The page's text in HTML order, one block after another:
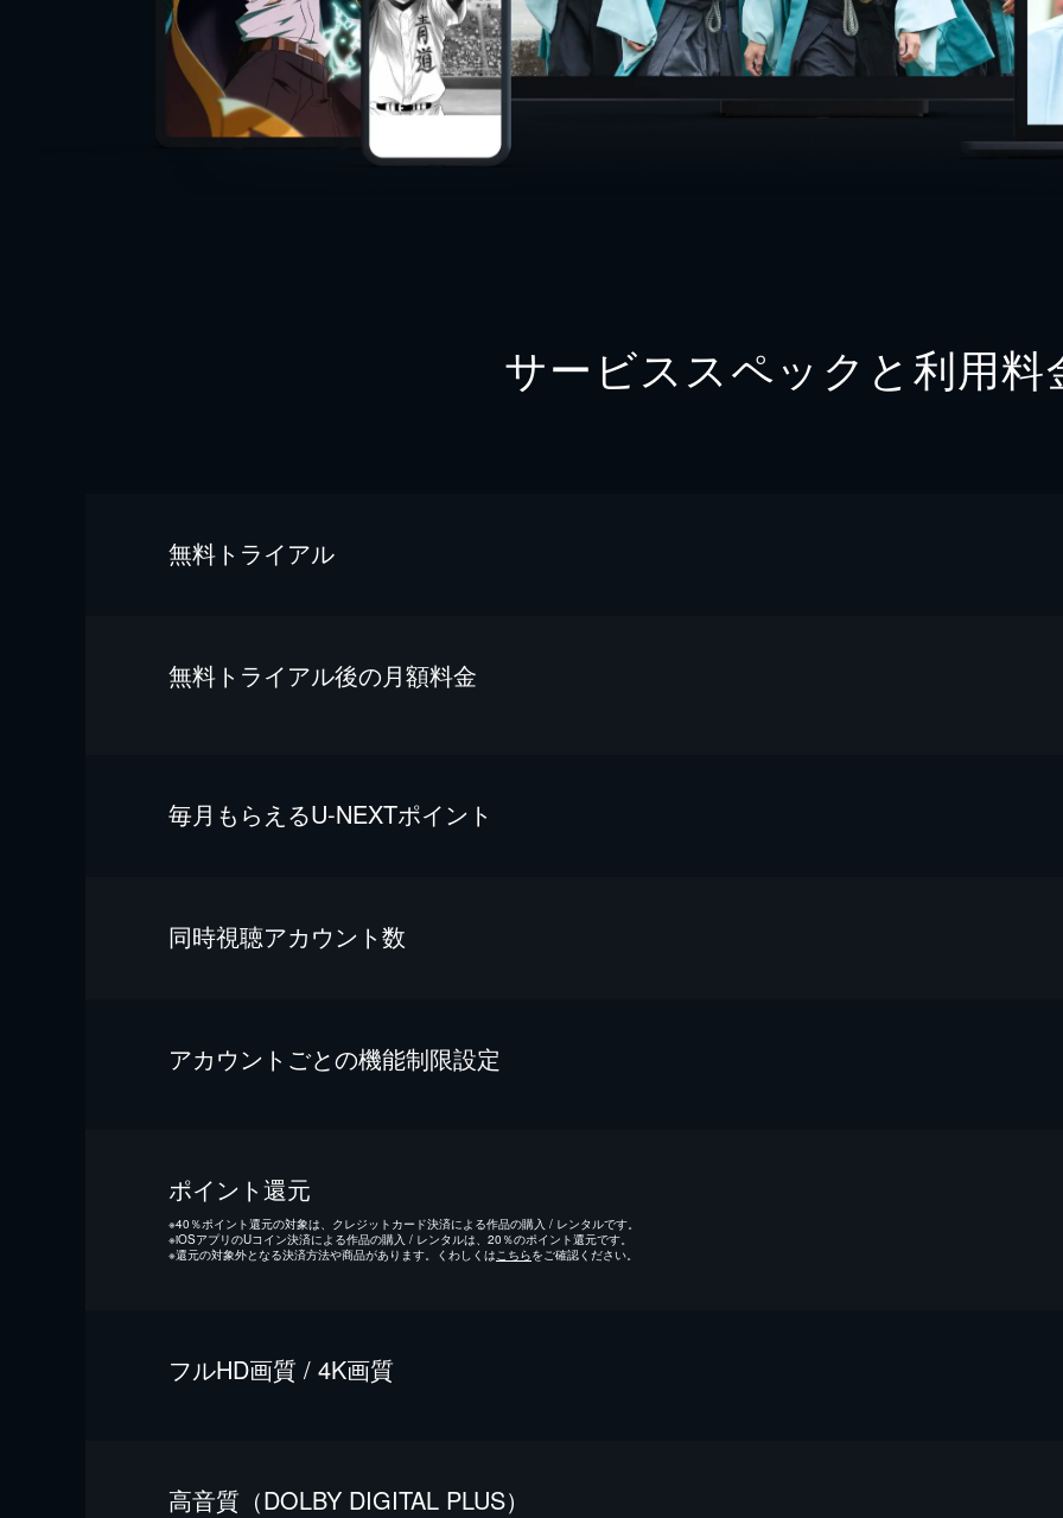
サービススペックと利用料
無料トライアル
無料トライアル後の⽉額料金
毎⽉もらえるU-NEXTポイント
同時視聴アカウント数
アカウントごとの機能制限設定
ポイント還元
※40％ポイント還元の対象は、クレジットカード決済による作品の購入 / レンタルです。
※iOSアプリのUコイン決済による作品の購入 / レンタルは、20％のポイント還元です。
※還元の対象外となる決済方法や商品があります。くわしくは こちらをご確認ください。
フルHD画質 / 4K画質
⾼⾳質（DOLBY DIGITAL PLUS）